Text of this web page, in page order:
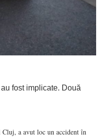
fost implicate. Două
a avut loc un accident în